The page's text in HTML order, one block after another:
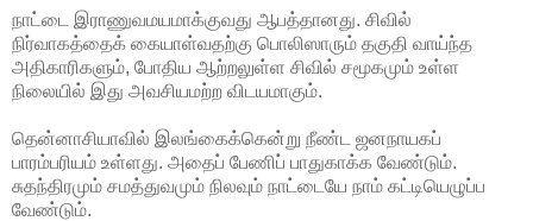
நாட்டை இராணுவமயமாக்குவது ஆபத்தானது. சிவில்
நிர்வாகத்தைக் கையாள்வதற்கு பொலிஸாரும் தகுதி வாய்ந்த
அதிகாரிகளும், போதிய ஆற்றலுள்ள சிவில் சமூகமும் உள்ள
நிலையில் இது அவசியமற்ற விடயமாகும்.
தென்னாசியாவில் இலங்கைக்கென்று நீண்ட ஜனநாயகப்
பாரம்பரியம் உள்ளது. அதைப் பேணிப் பாதுகாக்க வேண்டும்.
சுதந்திரமும் சமத்துவமும் நிலவும் நாட்டையே நாம் கட்டியெழுப்ப
வேண்டும்.